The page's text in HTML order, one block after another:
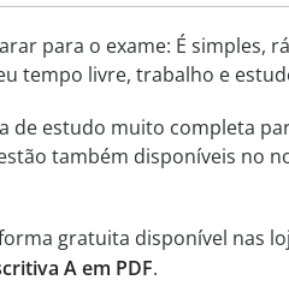
para o exame: É
tempo livre, trabalho e
de estudo muito completa
também disponíveis no
gratuita disponível nas
A em PDF.